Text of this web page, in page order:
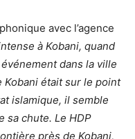
avec l’agence
à Kobani, quand
dans la ville
Kobani était sur le point
islamique, il semble
sa chute. Le HDP
près de Kobani,